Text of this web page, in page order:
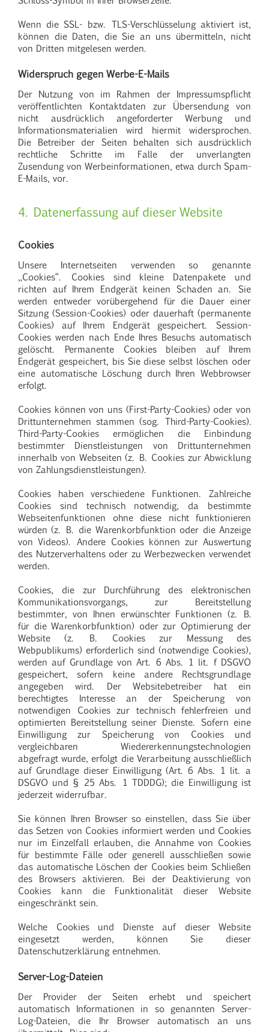
Wenn die SSL- bzw. TLS-Verschlüsselung aktiviert ist,
können die Daten, die Sie an uns übermitteln, nicht
von Dritten mitgelesen werden.
Widerspruch gegen Werbe-E-Mails
Der Nutzung von im Rahmen der Impressumspflicht
veröffentlichten Kontaktdaten zur Übersendung von
nicht ausdrücklich angeforderter Werbung und
Informationsmaterialien wird hiermit widersprochen.
Die Betreiber der Seiten behalten sich ausdrücklich
rechtliche Schritte im Falle der unverlangten
Zusendung von Werbeinformationen, etwa durch Spam-
E-Mails, vor.
4. Datenerfassung auf dieser Website
Cookies
Unsere Internetseiten verwenden so genannte
„Cookies“. Cookies sind kleine Datenpakete und
richten auf Ihrem Endgerät keinen Schaden an. Sie
werden entweder vorübergehend für die Dauer einer
Sitzung (Session-Cookies) oder dauerhaft (permanente
Cookies) auf Ihrem Endgerät gespeichert. Session-
Cookies werden nach Ende Ihres Besuchs automatisch
gelöscht. Permanente Cookies bleiben auf Ihrem
Endgerät gespeichert, bis Sie diese selbst löschen oder
eine automatische Löschung durch Ihren Webbrowser
erfolgt.
Cookies können von uns (First-Party-Cookies) oder von
Drittunternehmen stammen (sog. Third-Party-Cookies).
Third-Party-Cookies ermöglichen die Einbindung
bestimmter Dienstleistungen von Drittunternehmen
innerhalb von Webseiten (z. B. Cookies zur Abwicklung
von Zahlungsdienstleistungen).
Cookies haben verschiedene Funktionen. Zahlreiche
Cookies sind technisch notwendig, da bestimmte
Webseitenfunktionen ohne diese nicht funktionieren
würden (z. B. die Warenkorbfunktion oder die Anzeige
von Videos). Andere Cookies können zur Auswertung
des Nutzerverhaltens oder zu Werbezwecken verwendet
werden.
Cookies, die zur Durchführung des elektronischen
Kommunikationsvorgangs, zur Bereitstellung
bestimmter, von Ihnen erwünschter Funktionen (z. B.
für die Warenkorbfunktion) oder zur Optimierung der
Website (z. B. Cookies zur Messung des
Webpublikums) erforderlich sind (notwendige Cookies),
werden auf Grundlage von Art. 6 Abs. 1 lit. f DSGVO
gespeichert, sofern keine andere Rechtsgrundlage
angegeben wird. Der Websitebetreiber hat ein
berechtigtes Interesse an der Speicherung von
notwendigen Cookies zur technisch fehlerfreien und
optimierten Bereitstellung seiner Dienste. Sofern eine
Einwilligung zur Speicherung von Cookies und
vergleichbaren Wiedererkennungstechnologien
abgefragt wurde, erfolgt die Verarbeitung ausschließlich
auf Grundlage dieser Einwilligung (Art. 6 Abs. 1 lit. a
DSGVO und § 25 Abs. 1 TDDDG); die Einwilligung ist
jederzeit widerrufbar.
Sie können Ihren Browser so einstellen, dass Sie über
das Setzen von Cookies informiert werden und Cookies
nur im Einzelfall erlauben, die Annahme von Cookies
für bestimmte Fälle oder generell ausschließen sowie
das automatische Löschen der Cookies beim Schließen
des Browsers aktivieren. Bei der Deaktivierung von
Cookies kann die Funktionalität dieser Website
eingeschränkt sein.
Welche Cookies und Dienste auf dieser Website
eingesetzt werden, können Sie dieser
Datenschutzerklärung entnehmen.
Server-Log-Dateien
Der Provider der Seiten erhebt und speichert
automatisch Informationen in so genannten Server-
Log-Dateien, die Ihr Browser automatisch an uns